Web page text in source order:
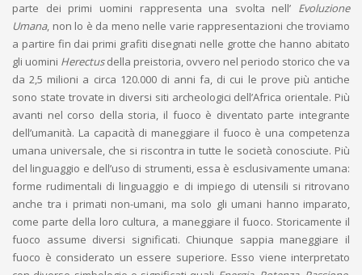
parte dei primi uomini rappresenta una svolta nell’ Evoluzione
Umana, non lo è da meno nelle varie rappresentazioni che troviamo
a partire fin dai primi grafiti disegnati nelle grotte che hanno abitato
gli uomini Herectusdella preistoria, ovvero nel periodo storico che va
da 2,5 milioni a circa 120.000 di anni fa, di cui le prove più antiche
sono state trovate in diversi siti archeologici dell’Africa orientale. Più
avanti nel corso della storia, il fuoco è diventato parte integrante
dell’umanità. La capacità di maneggiare il fuoco è una competenza
umana universale, che si riscontra in tutte le società conosciute. Più
del linguaggio e dell’uso di strumenti, essa è esclusivamente umana:
forme rudimentali di linguaggio e di impiego di utensili si ritrovano
anche tra i primati non-umani, ma solo gli umani hanno imparato,
come parte della loro cultura, a maneggiare il fuoco. Storicamente il
fuoco assume diversi significati. Chiunque sappia maneggiare il
fuoco è considerato un essere superiore. Esso viene interpretato